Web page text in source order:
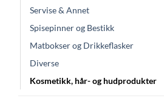
Servise & Annet
Spisepinner og Bestikk
Matbokser og Drikkeflasker
Diverse
Kosmetikk, hår- og hudprodukter